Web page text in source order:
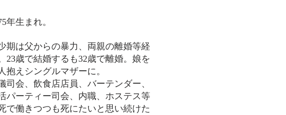
年生まれ。
期は父からの暴力、両親の離婚等経
23歳で結婚するも32歳で離婚。娘を
抱えシングルマザーに。
司会、飲食店店員、バーテンダー、
パーティー司会、内職、ホステス等
で働きつつも死にたいと思い続けた